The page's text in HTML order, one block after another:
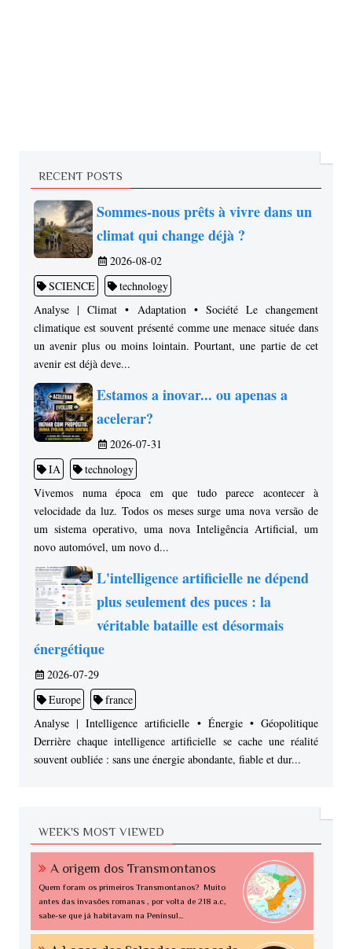
RECENT POSTS
Sommes-nous prêts à vivre dans un
climat qui change déjà ?
2026-08-02
SCIENCE
technology
Analyse | Climat • Adaptation • Société Le changement
climatique est souvent présenté comme une menace située dans
un avenir plus ou moins lointain. Pourtant, une partie de cet
avenir est déjà deve...
Estamos a inovar... ou apenas a
acelerar?
2026-07-31
IA
technology
Vivemos numa época em que tudo parece acontecer à
velocidade da luz. Todos os meses surge uma nova versão de
um sistema operativo, uma nova Inteligência Artificial, um
novo automóvel, um novo d...
L'intelligence artificielle ne dépend
plus seulement des puces : la
véritable bataille est désormais
énergétique
2026-07-29
Europe
france
Analyse | Intelligence artificielle • Énergie • Géopolitique
Derrière chaque intelligence artificielle se cache une réalité
souvent oubliée : sans une énergie abondante, fiable et dur...
WEEK'S MOST VIEWED
A origem dos Transmontanos
Quem foram os primeiros Transmontanos? Muito
antes das invasões romanas , por volta de 218 a.c,
sabe-se que já habitavam na Penínsul...